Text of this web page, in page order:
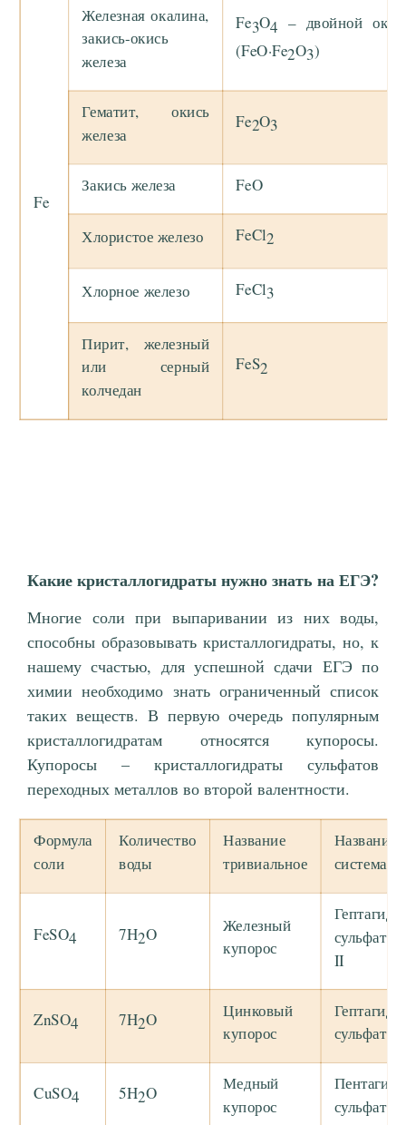
Fe
Железная окалина,
закись-окись
железа
Fe3O4 – двойной
(FeO·Fe2O3)
Гематит, окись
железа
Fe2O3
Закись железа FeO
Хлористое железо FeCl2
Хлорное железо FeCl3
Пирит, железный
или серный
колчедан
FeS2
Какие кристаллогидраты нужно знать на ЕГЭ?
Многие соли при выпаривании из них воды,
способны образовывать кристаллогидраты, но, к
нашему счастью, для успешной сдачи ЕГЭ по
химии необходимо знать ограниченный список
таких веществ. В первую очередь популярным
кристаллогидратам относятся купоросы.
Купоросы – кристаллогидраты сульфатов
переходных металлов во второй валентности.
Формула
соли
Количество
воды
Название
тривиальное
Название
FeSO4 7H2O
Железный
купорос
сульфата
II
ZnSO4 7H2O Цинковый
купорос сульфата
CuSO4 5H2O Медный
купорос сульфата